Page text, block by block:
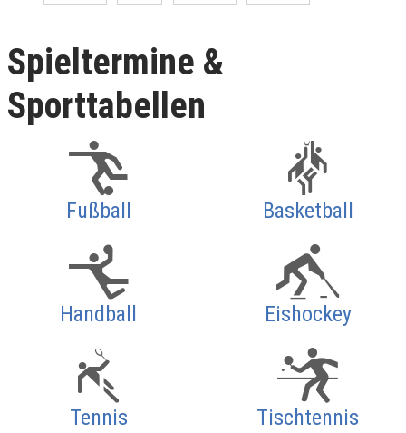
Spieltermine &
Sporttabellen
Fußball Basketball
Handball Eishockey
Tennis Tischtennis